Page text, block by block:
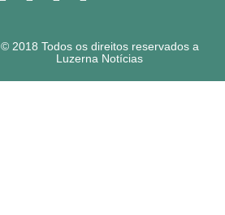
© 2018 Todos os direitos reservados a
Luzerna Notícias